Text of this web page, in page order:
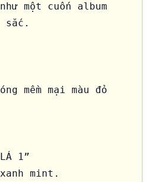
một cuốn album
sắc.
mềm mại màu đỏ
1”
mint.